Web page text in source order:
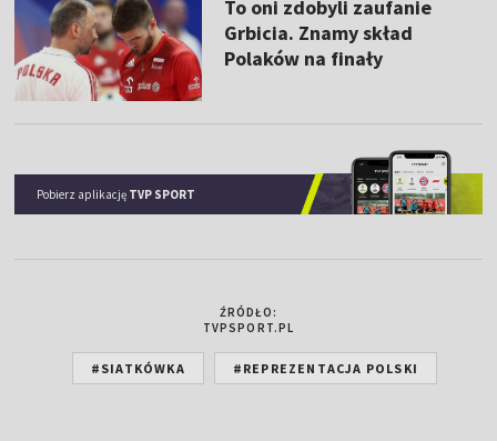
To oni zdobyli zaufanie
Grbicia. Znamy skład
Polaków na finały
Pobierz aplikację TVP SPORT
ŹRÓDŁO:
TVPSPORT.PL
#SIATKÓWKA #REPREZENTACJA POLSKI